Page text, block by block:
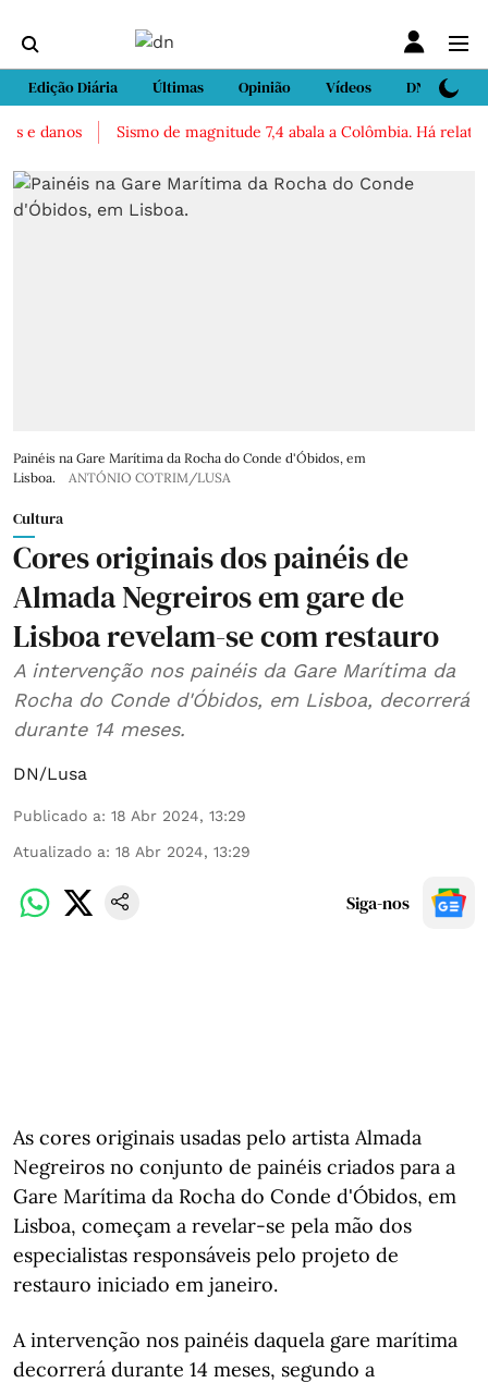
Edição Diária Últimas Opinião Vídeos DN Sport
danos Sismo de magnitude 7,4 abala a Colômbia. Há relatos
Painéis na Gare Marítima da Rocha do Conde d'Óbidos, em
Lisboa.
ANTÓNIO COTRIM/LUSA
Cultura
Cores originais dos painéis de
Almada Negreiros em gare de
Lisboa revelam-se com restauro
A intervenção nos painéis da Gare Marítima da
Rocha do Conde d'Óbidos, em Lisboa, decorrerá
durante 14 meses.
DN/Lusa
Publicado a: 18 Abr 2024, 13:29
Atualizado a: 18 Abr 2024, 13:29
Siga-nos
As cores originais usadas pelo artista Almada
Negreiros no conjunto de painéis criados para a
Gare Marítima da Rocha do Conde d'Óbidos, em
Lisboa, começam a revelar-se pela mão dos
especialistas responsáveis pelo projeto de
restauro iniciado em janeiro.
A intervenção nos painéis daquela gare marítima
decorrerá durante 14 meses, segundo a